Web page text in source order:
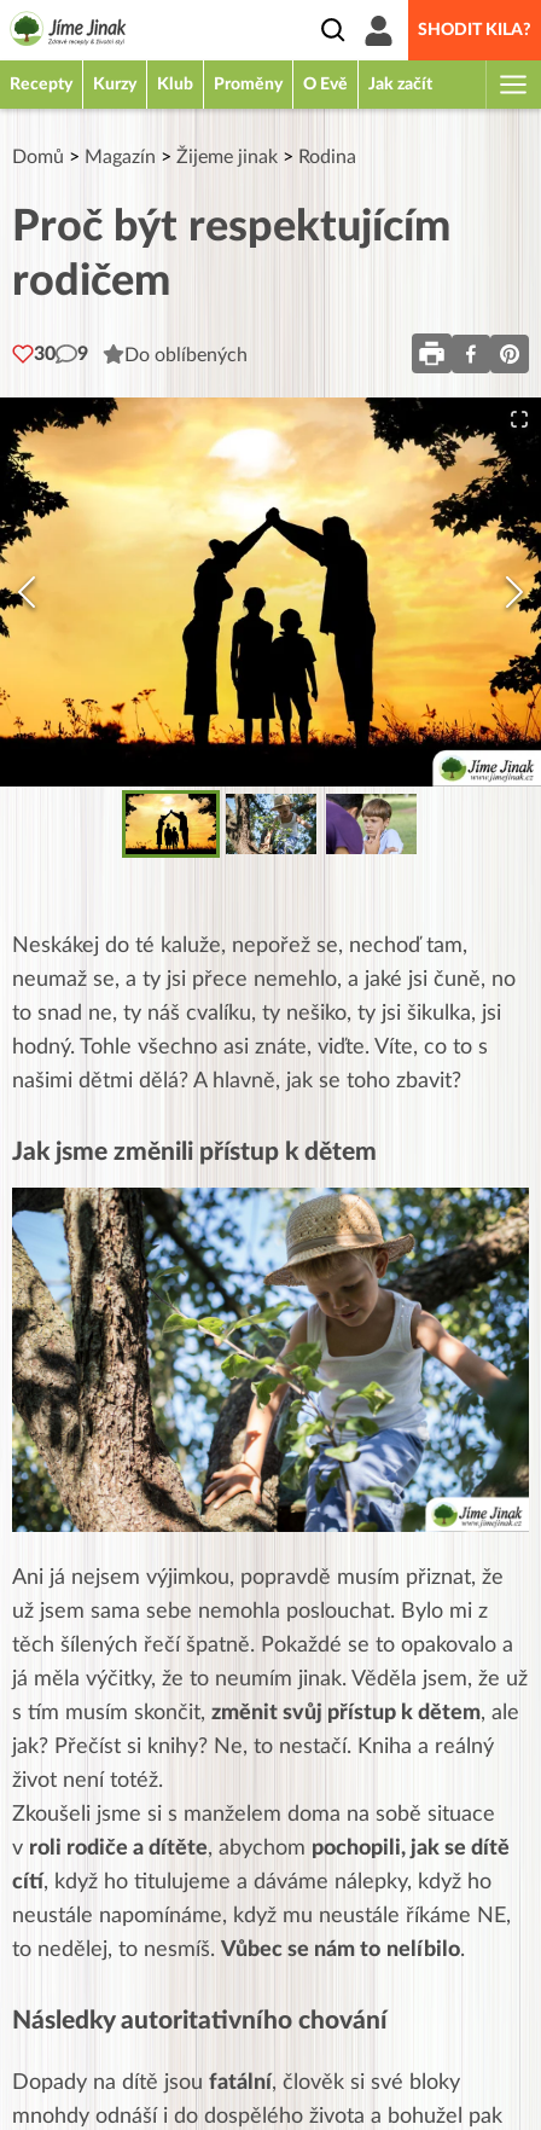
SHODIT KILA?
Recepty Kurzy Klub Proměny O Evě Jak začít
Domů > Magazín > Žijeme jinak > Rodina
Proč být respektujícím
rodičem
30 9 Do oblíbených
Neskákej do té kaluže, nepořež se, nechoď tam,
neumaž se, a ty jsi přece nemehlo, a jaké jsi čuně, no
to snad ne, ty náš cvalíku, ty nešiko, ty jsi šikulka, jsi
hodný. Tohle všechno asi znáte, viďte. Víte, co to s
našimi dětmi dělá? A hlavně, jak se toho zbavit?
Jak jsme změnili přístup k dětem
Ani já nejsem výjimkou, popravdě musím přiznat, že
už jsem sama sebe nemohla poslouchat. Bylo mi z
těch šílených řečí špatně. Pokaždé se to opakovalo a
já měla výčitky, že to neumím jinak. Věděla jsem, že už
s tím musím skončit, změnit svůj přístup k dětem, ale
jak? Přečíst si knihy? Ne, to nestačí. Kniha a reálný
život není totéž.
Zkoušeli jsme si s manželem doma na sobě situace
v roli rodiče a dítěte, abychom pochopili, jak se dítě
cítí, když ho titulujeme a dáváme nálepky, když ho
neustále napomínáme, když mu neustále říkáme NE,
to nedělej, to nesmíš. Vůbec se nám to nelíbilo.
Následky autoritativního chování
Dopady na dítě jsou fatální, člověk si své bloky
mnohdy odnáší i do dospělého života a bohužel pak